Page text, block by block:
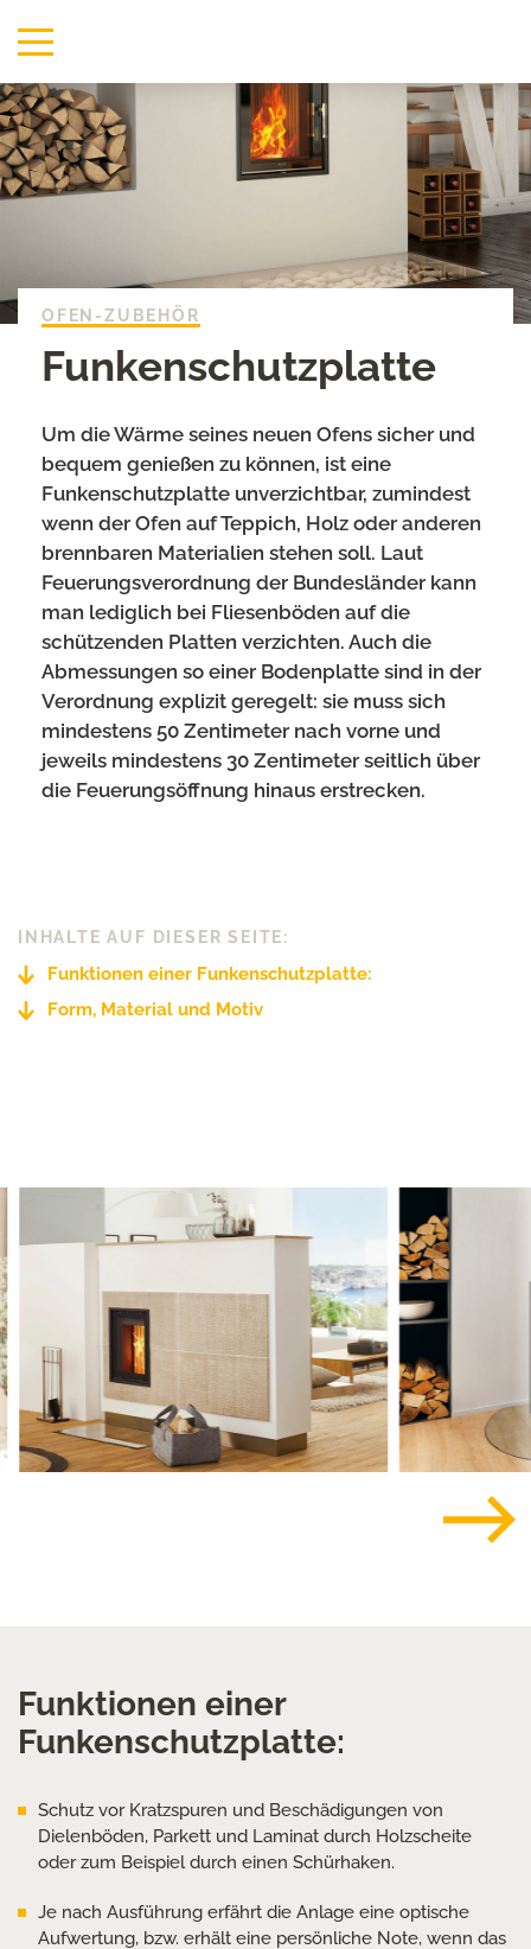
OFEN-ZUBEHÖR
Funkenschutzplatte
Um die Wärme seines neuen Ofens sicher und
bequem genießen zu können, ist eine
Funkenschutzplatte unverzichtbar, zumindest
wenn der Ofen auf Teppich, Holz oder anderen
brennbaren Materialien stehen soll. Laut
Feuerungsverordnung der Bundesländer kann
man lediglich bei Fliesenböden auf die
schützenden Platten verzichten. Auch die
Abmessungen so einer Bodenplatte sind in der
Verordnung explizit geregelt: sie muss sich
mindestens 50 Zentimeter nach vorne und
jeweils mindestens 30 Zentimeter seitlich über
die Feuerungsöffnung hinaus erstrecken.
INHALTE AUF DIESER SEITE:
Funktionen einer Funkenschutzplatte:
Form, Material und Motiv
Funktionen einer
Funkenschutzplatte:
Schutz vor Kratzspuren und Beschädigungen von
Dielenböden, Parkett und Laminat durch Holzscheite
oder zum Beispiel durch einen Schürhaken.
Je nach Ausführung erfährt die Anlage eine optische
Aufwertung, bzw. erhält eine persönliche Note, wenn das